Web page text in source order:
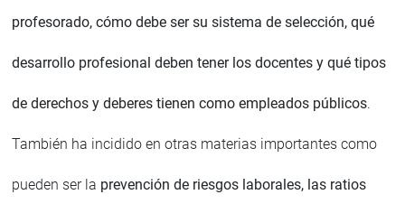
profesorado, cómo debe ser su sistema de selección, qué
desarrollo profesional deben tener los docentes y qué tipos
de derechos y deberes tienen como empleados públicos.
También ha incidido en otras materias importantes como
pueden ser la prevención de riesgos laborales, las ratios